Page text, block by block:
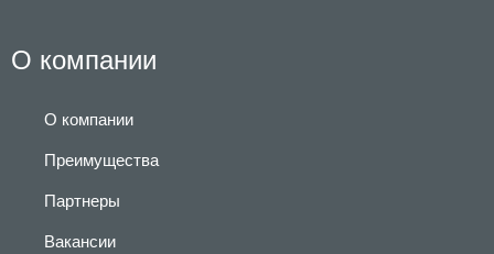
О компании
О компании
Преимущества
Партнеры
Вакансии